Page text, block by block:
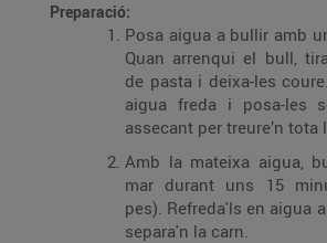
Preparació:
Posa aigua a bullir amb
Quan arrenqui el bull,
de pasta i deixa-les
aigua freda i posa-les
assecant per treure’n tota
Amb la mateixa aigua,
mar durant uns 15
pes). Refreda'ls en aigua
separa'n la carn.